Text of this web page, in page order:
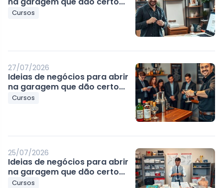
Cursos
27/07/2026
Ideias de negócios para abrir
na garagem que dão certo...
Cursos
25/07/2026
Ideias de negócios para abrir
na garagem que dão certo...
Cursos